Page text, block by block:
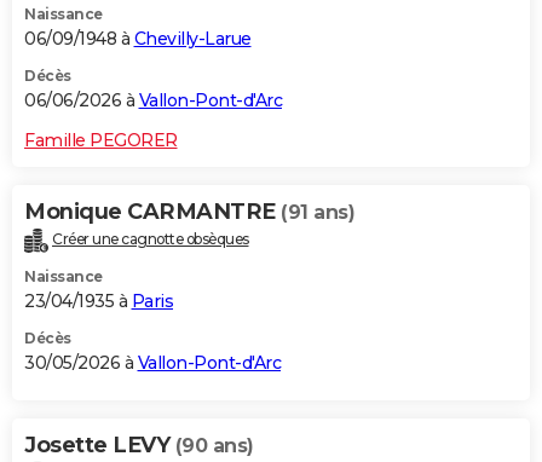
Naissance
06/09/1948 à Chevilly-Larue
Décès
06/06/2026 à Vallon-Pont-d'Arc
Famille PEGORER
Monique CARMANTRE (91 ans)
Créer une cagnotte obsèques
Naissance
23/04/1935 à Paris
Décès
30/05/2026 à Vallon-Pont-d'Arc
Josette LEVY (90 ans)